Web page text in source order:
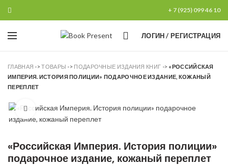
+ 7 (925) 099 46 10
0 ЛОГИН / РЕГИСТРАЦИЯ
ГЛАВНАЯ ->ТОВАРЫ -> ПОДАРОЧНЫЕ ИЗДАНИЯ КНИГ -> «РОССИЙСКАЯ
ИМПЕРИЯ. ИСТОРИЯ ПОЛИЦИИ» ПОДАРОЧНОЕ ИЗДАНИЕ, КОЖАНЫЙ
ПЕРЕПЛЕТ
Увеличить
«Российская Империя. История полиции»
подарочное издание, кожаный переплет